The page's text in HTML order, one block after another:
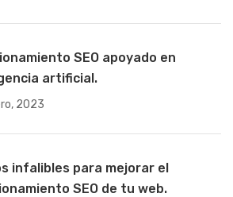
SEO apoyado en
artificial.
2023
infalibles para mejorar el
SEO de tu web.